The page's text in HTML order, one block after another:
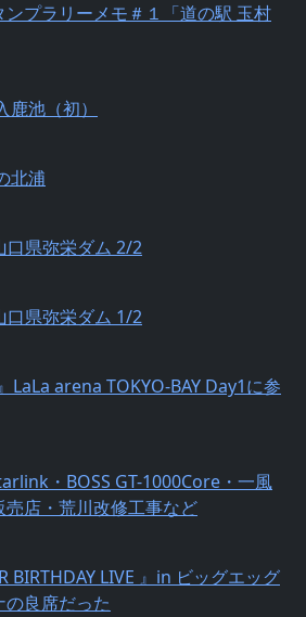
プラリーメモ＃１「道の駅 玉村
池（初）
北浦
口県弥栄ダム 2/2
口県弥栄ダム 1/2
LaLa arena TOKYO-BAY Day1に参
・BOSS GT-1000Core・一風
店・荒川改修工事など
BIRTHDAY LIVE 』in ビッグエッグ
良席だった